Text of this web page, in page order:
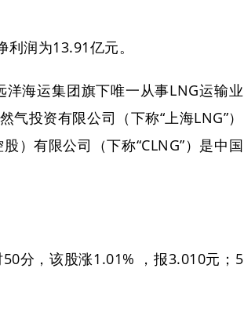
润为13.91亿元。
海运集团旗下唯一从事LNG运输业
投资有限公司（下称“上海LNG”）
）有限公司（下称“CLNG”）是中国
分，该股涨1.01% ，报3.010元；5